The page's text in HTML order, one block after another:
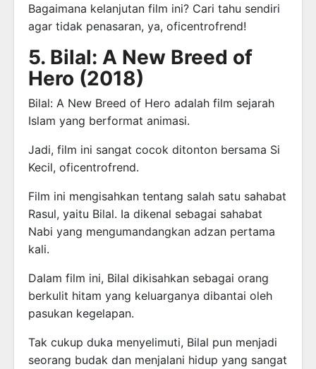
Bagaimana kelanjutan film ini? Cari tahu sendiri
agar tidak penasaran, ya, oficentrofrend!
5. Bilal: A New Breed of
Hero (2018)
Bilal: A New Breed of Hero adalah film sejarah
Islam yang berformat animasi.
Jadi, film ini sangat cocok ditonton bersama Si
Kecil, oficentrofrend.
Film ini mengisahkan tentang salah satu sahabat
Rasul, yaitu Bilal. Ia dikenal sebagai sahabat
Nabi yang mengumandangkan adzan pertama
kali.
Dalam film ini, Bilal dikisahkan sebagai orang
berkulit hitam yang keluarganya dibantai oleh
pasukan kegelapan.
Tak cukup duka menyelimuti, Bilal pun menjadi
seorang budak dan menjalani hidup yang sangat